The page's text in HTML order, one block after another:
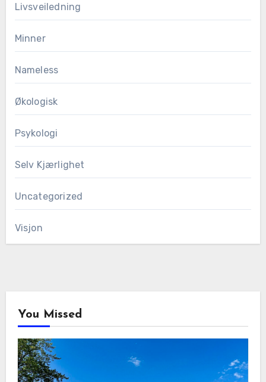
Livsveiledning
Minner
Nameless
Økologisk
Psykologi
Selv Kjærlighet
Uncategorized
Visjon
You Missed